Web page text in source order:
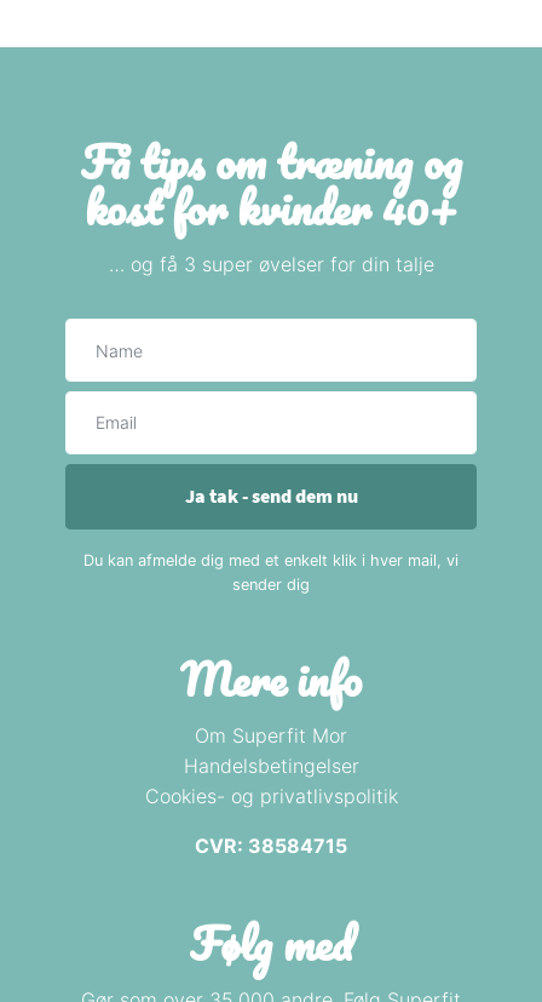
Mere info
Om Superfit Mor
Handelsbetingelser
Cookies- og privatlivspolitik
CVR: 38584715
Få tips om træning og
kost for kvinder 40+
… og få 3 super øvelser for din talje
Ja tak - send dem nu
Du kan afmelde dig med et enkelt klik i hver mail, vi
sender dig
Følg med